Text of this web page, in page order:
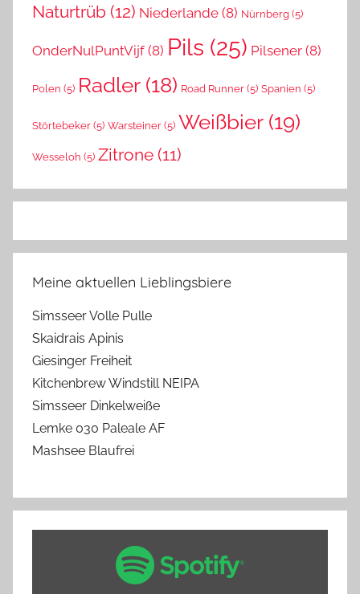
Naturtrüb (12) Niederlande (8) Nürnberg (5)
OnderNulPuntVijf (8) Pils (25) Pilsener (8)
Polen (5) Radler(18) Road Runner (5) Spanien (5)
Störtebeker (5) Warsteiner (5) Weißbier(19)
Wesseloh (5) Zitrone (11)
Meine aktuellen Lieblingsbiere
Simsseer Volle Pulle
Skaidrais Apinis
Giesinger Freiheit
Kitchenbrew Windstill NEIPA
Simsseer Dinkelweiße
Lemke 030 Paleale AF
Mashsee Blaufrei